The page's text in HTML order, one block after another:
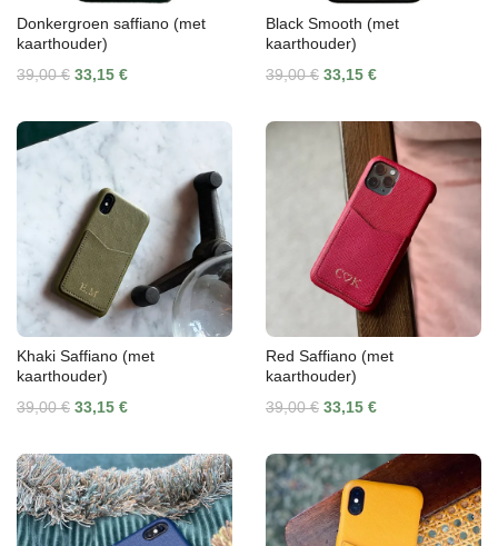
Donkergroen saffiano (met
kaarthouder)
39,00 € 33,15 €
Black Smooth (met
kaarthouder)
39,00 € 33,15 €
Khaki Saffiano (met
kaarthouder)
39,00 € 33,15 €
Red Saffiano (met
kaarthouder)
39,00 € 33,15 €